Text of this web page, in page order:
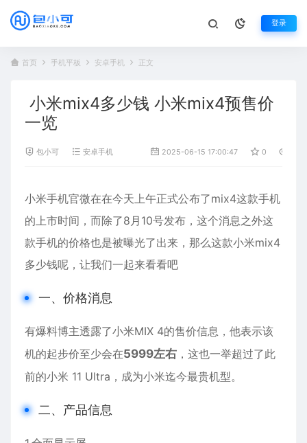
登录
首页 手机平板 安卓手机 正文
小米mix4多少钱 小米mix4预售价
一览
包小可 安卓手机 2025-06-15 17:00:47 0
小米手机官微在在今天上午正式公布了mix4这款手机
的上市时间，而除了8月10号发布，这个消息之外这
款手机的价格也是被曝光了出来，那么这款小米mix4
多少钱呢，让我们一起来看看吧
一、价格消息
有爆料博主透露了小米MIX 4的售价信息，他表示该
机的起步价至少会在5999左右 ，这也一举超过了此
前的小米 11 Ultra，成为小米迄今最贵机型。
二、产品信息